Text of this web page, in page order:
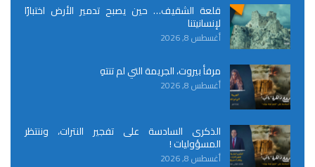
قلعة الشقيف… حين يصبح تدمير الأرض اختبارًا
لإنسانيتنا
أغسطس 8, 2026
مرفأ بيروت، الجريمة التي لم تنتهِ
أغسطس 8, 2026
الذكرى السادسة على تفجير النترات، وننتظر
المسؤوليات !
أغسطس 8, 2026